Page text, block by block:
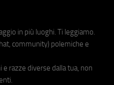
in più luoghi. Ti leggiamo.
community) polemiche e
razze diverse dalla tua, non